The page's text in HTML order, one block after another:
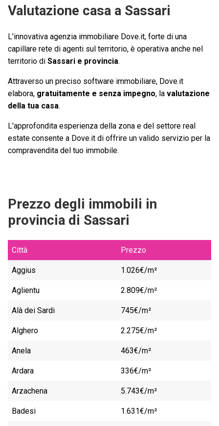
Valutazione casa a Sassari
L’innovativa agenzia immobiliare Dove.it, forte di una
capillare rete di agenti sul territorio, è operativa anche nel
territorio di Sassari e provincia.
Attraverso un preciso software immobiliare, Dove.it
elabora, gratuitamente e senza impegno, la valutazione
della tua casa.
L'approfondita esperienza della zona e del settore real
estate consente a Dove.it di offrire un valido servizio per la
compravendita del tuo immobile.
Prezzo degli immobili in
provincia di Sassari
Città Prezzo
Aggius 1.026€/m²
Aglientu 2.809€/m²
Alà dei Sardi 745€/m²
Alghero 2.275€/m²
Anela 463€/m²
Ardara 336€/m²
Arzachena 5.743€/m²
Badesi 1.631€/m²